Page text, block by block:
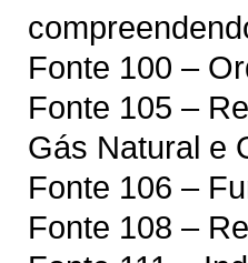
Fonte 100 –
Fonte 105 –
Gás Natural e
Fonte 106 –
Fonte 108 –